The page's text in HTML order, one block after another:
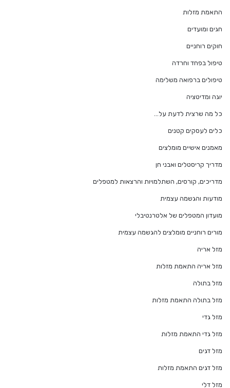
התאמת מזלות
חגים ומועדים
חוקים רוחניים
טיפול בפחד וחרדה
טיפולים ברפואה משלימה
יוגה ומדיטציה
כל מה שרצית לדעת על…
כלים לעסקים קטנים
מאמנים אישיים מומלצים
מדריך קריסטלים ואבני חן
מדריכים, קורסים, השתלמויות והרצאות למטפלים
מודעות והגשמה עצמית
מועדון המטפלים של אלטרנטיבלי
מורים רוחניים מומלצים להגשמה עצמית
מזל אריה
מזל אריה התאמת מזלות
מזל בתולה
מזל בתולה התאמת מזלות
מזל גדי
מזל גדי התאמת מזלות
מזל דגים
מזל דגים התאמת מזלות
מזל דלי